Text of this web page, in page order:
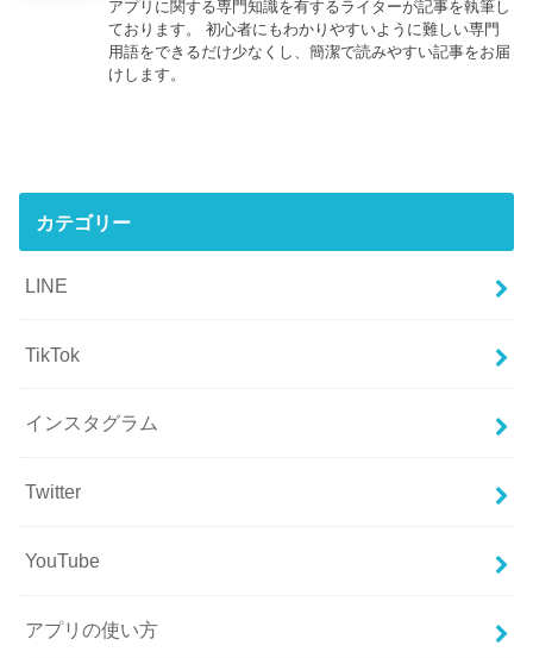
アプリに関する専門知識を有するライターが記事を執筆し
ております。 初心者にもわかりやすいように難しい専門
用語をできるだけ少なくし、簡潔で読みやすい記事をお届
けします。
カテゴリー
LINE
TikTok
インスタグラム
Twitter
YouTube
アプリの使い方